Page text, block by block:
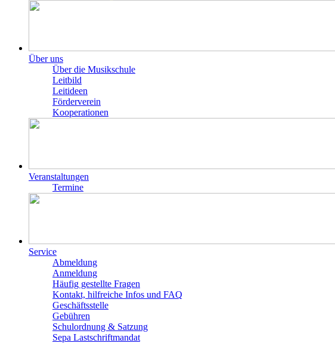
Über uns
Über die Musikschule
Leitbild
Leitideen
Förderverein
Kooperationen
Veranstaltungen
Termine
Service
Abmeldung
Anmeldung
Häufig gestellte Fragen
Kontakt, hilfreiche Infos und FAQ
Geschäftsstelle
Gebühren
Schulordnung & Satzung
Sepa Lastschriftmandat